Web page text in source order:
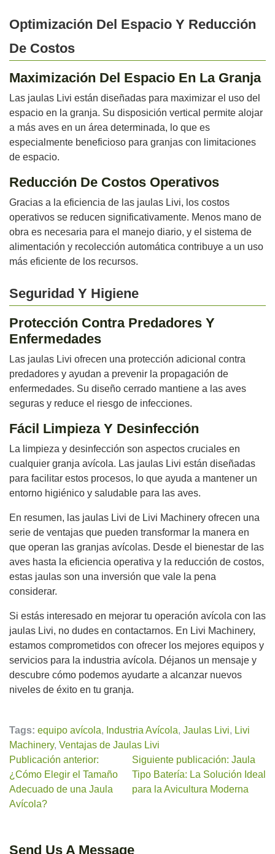
Optimización Del Espacio Y Reducción
De Costos
Maximización Del Espacio En La Granja
Las jaulas Livi están diseñadas para maximizar el uso del
espacio en la granja. Su disposición vertical permite alojar
a más aves en un área determinada, lo que es
especialmente beneficioso para granjas con limitaciones
de espacio.
Reducción De Costos Operativos
Gracias a la eficiencia de las jaulas Livi, los costos
operativos se reducen significativamente. Menos mano de
obra es necesaria para el manejo diario, y el sistema de
alimentación y recolección automática contribuye a un uso
más eficiente de los recursos.
Seguridad Y Higiene
Protección Contra Predadores Y
Enfermedades
Las jaulas Livi ofrecen una protección adicional contra
predadores y ayudan a prevenir la propagación de
enfermedades. Su diseño cerrado mantiene a las aves
seguras y reduce el riesgo de infecciones.
Fácil Limpieza Y Desinfección
La limpieza y desinfección son aspectos cruciales en
cualquier granja avícola. Las jaulas Livi están diseñadas
para facilitar estos procesos, lo que ayuda a mantener un
entorno higiénico y saludable para las aves.
En resumen, las jaulas Livi de Livi Machinery ofrecen una
serie de ventajas que pueden transformar la manera en
que operan las granjas avícolas. Desde el bienestar de las
aves hasta la eficiencia operativa y la reducción de costos,
estas jaulas son una inversión que vale la pena
considerar.
Si estás interesado en mejorar tu operación avícola con las
jaulas Livi, no dudes en contactarnos. En Livi Machinery,
estamos comprometidos con ofrecer los mejores equipos y
servicios para la industria avícola. Déjanos un mensaje y
descubre cómo podemos ayudarte a alcanzar nuevos
niveles de éxito en tu granja.
Tags: equipo avícola, Industria Avícola, Jaulas Livi, Livi
Machinery, Ventajas de Jaulas Livi
Publicación anterior:
¿Cómo Elegir el Tamaño
Adecuado de una Jaula
Avícola?
Siguiente publicación: Jaula
Tipo Batería: La Solución Ideal
para la Avicultura Moderna
Send Us A Message